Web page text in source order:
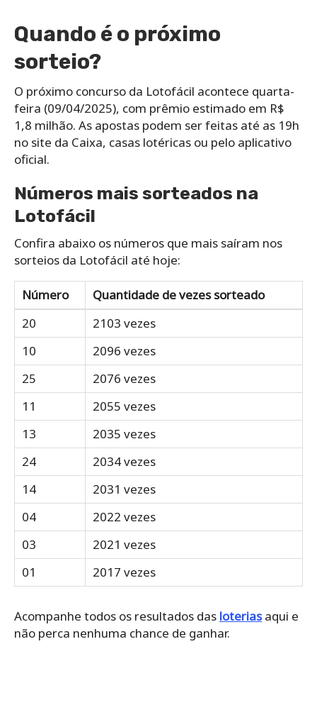
Quando é o próximo
sorteio?
O próximo concurso da Lotofácil acontece quarta-
feira (09/04/2025), com prêmio estimado em R$
1,8 milhão. As apostas podem ser feitas até as 19h
no site da Caixa, casas lotéricas ou pelo aplicativo
oficial.
Números mais sorteados na
Lotofácil
Confira abaixo os números que mais saíram nos
sorteios da Lotofácil até hoje:
Número
Quantidade de vezes sorteado
20
2103 vezes
10
2096 vezes
25
2076 vezes
11
2055 vezes
13
2035 vezes
24
2034 vezes
14
2031 vezes
04
2022 vezes
03
2021 vezes
01
2017 vezes
Acompanhe todos os resultados das loteriasaqui e
não perca nenhuma chance de ganhar.